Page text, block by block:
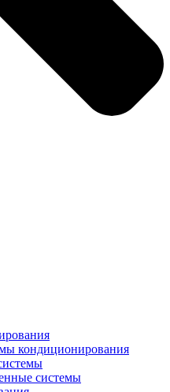
кондиционирования
системы